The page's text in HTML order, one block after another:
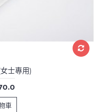
士專用)
車